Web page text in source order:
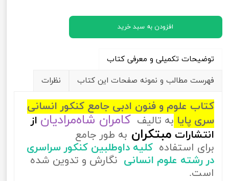
افزودن به سبد خرید
توضیحات تکمیلی و معرفی کتاب
فهرست مطالب و نمونه صفحات این کتاب
نظرات
کتاب علوم و فنون ادبی جامع کنکور انسانی
سری پایا به تالیف کامران شاه‌مرادیان از
انتشارات مبتکران به طور جامع
برای استفاده کلیه داوطلبین کنکور سراسری
در رشته علوم انسانی نگارش و تدوین شده
است.